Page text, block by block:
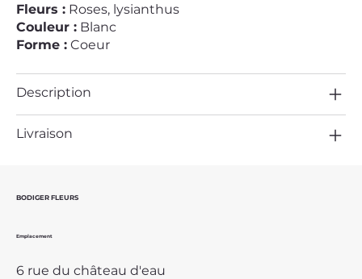
Fleurs : Roses, lysianthus
Couleur : Blanc
Forme : Coeur
Description
Livraison
BODIGER FLEURS
6 rue du château d'eau
Emplacement